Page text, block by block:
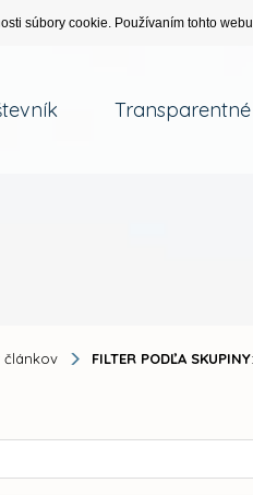
súbory cookie. Používaním tohto
článkov FILTER PODĽA SKUPINY